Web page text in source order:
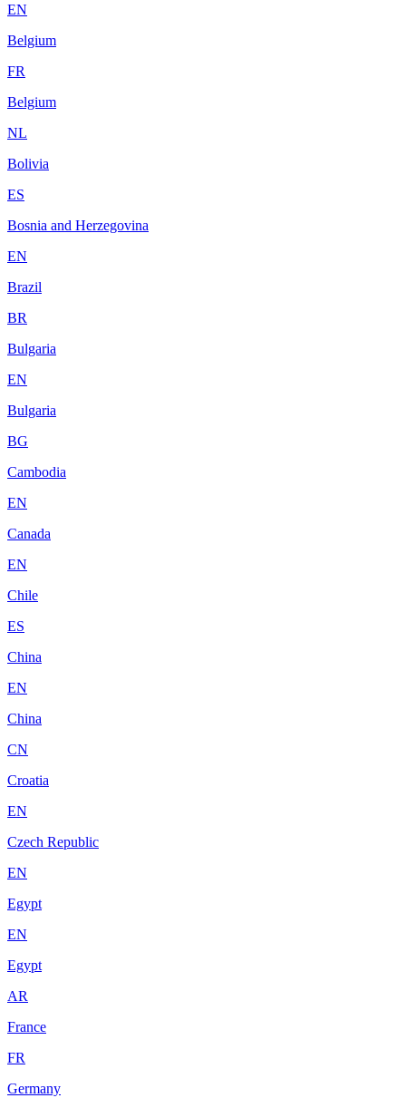
EN
Belgium
FR
Belgium
NL
Bolivia
ES
Bosnia and Herzegovina
EN
Brazil
BR
Bulgaria
EN
Bulgaria
BG
Cambodia
EN
Canada
EN
Chile
ES
China
EN
China
CN
Croatia
EN
Czech Republic
EN
Egypt
EN
Egypt
AR
France
FR
Germany